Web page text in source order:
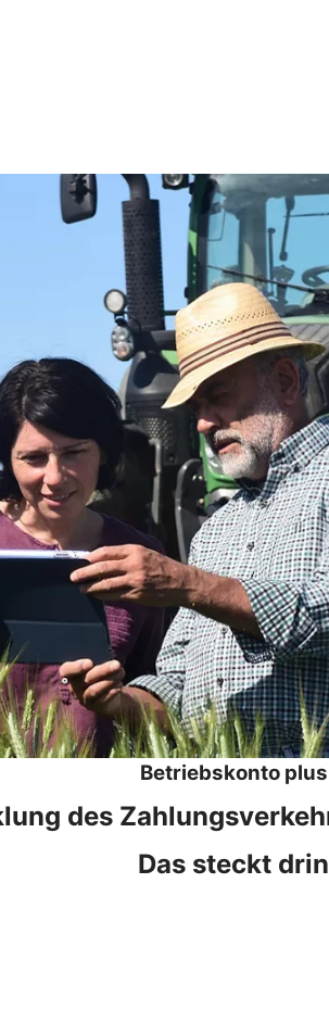
Betriebskonto plus
des
Das steckt drin